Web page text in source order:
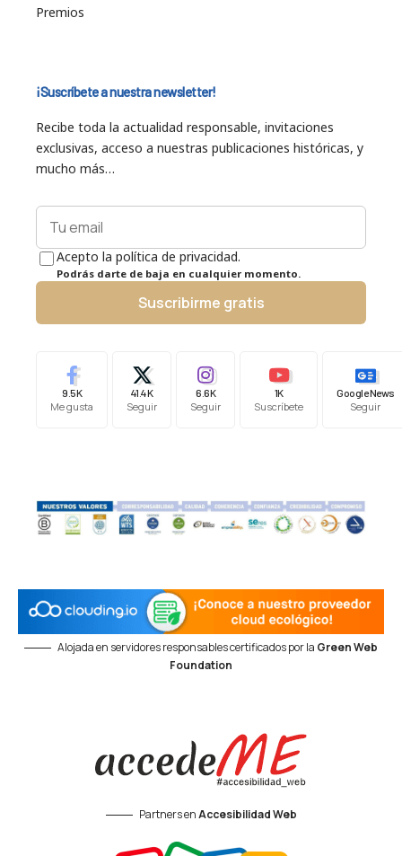
Premios
¡Suscríbete a nuestra newsletter!
Recibe toda la actualidad responsable, invitaciones
exclusivas, acceso a nuestras publicaciones históricas, y
mucho más…
Acepto la política de privacidad.
Podrás darte de baja en cualquier momento.
Suscribirme gratis
9.5K
Me gusta
41.4K
Seguir
6.6K
Seguir
1K
Suscríbete
Google News
Seguir
Alojada en servidores responsables certificados por la Green Web
Foundation
Partners enAccesibilidad Web